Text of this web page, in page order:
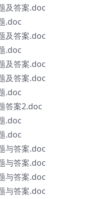
及答案.doc
.doc
及答案.doc
.doc
及答案.doc
及答案.doc
.doc
答案2.doc
.doc
.doc
与答案.doc
与答案.doc
与答案.doc
与答案.doc